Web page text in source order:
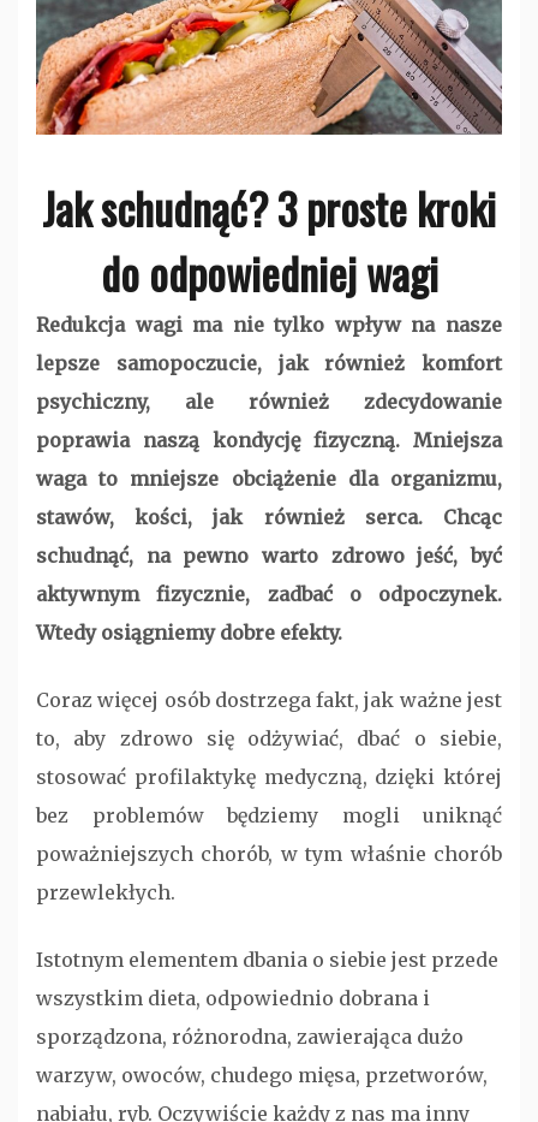
Jak schudnąć? 3 proste kroki
do odpowiedniej wagi
Redukcja wagi ma nie tylko wpływ na nasze
lepsze samopoczucie, jak również komfort
psychiczny, ale również zdecydowanie
poprawia naszą kondycję fizyczną. Mniejsza
waga to mniejsze obciążenie dla organizmu,
stawów, kości, jak również serca. Chcąc
schudnąć, na pewno warto zdrowo jeść, być
aktywnym fizycznie, zadbać o odpoczynek.
Wtedy osiągniemy dobre efekty.
Coraz więcej osób dostrzega fakt, jak ważne jest
to, aby zdrowo się odżywiać, dbać o siebie,
stosować profilaktykę medyczną, dzięki której
bez problemów będziemy mogli uniknąć
poważniejszych chorób, w tym właśnie chorób
przewlekłych.
Istotnym elementem dbania o siebie jest przede
wszystkim dieta, odpowiednio dobrana i
sporządzona, różnorodna, zawierająca dużo
warzyw, owoców, chudego mięsa, przetworów,
nabiału, ryb. Oczywiście każdy z nas ma inny